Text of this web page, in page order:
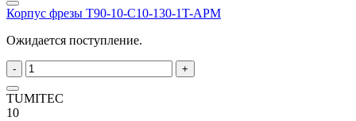
Корпус фрезы T90-10-C10-130-1T-APM
Ожидается поступление.
- +
TUMITEC
10